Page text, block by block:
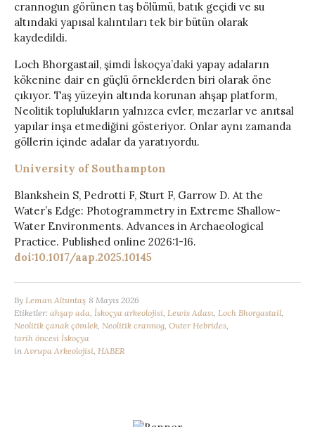
crannogun görünen taş bölümü, batık geçidi ve su
altındaki yapısal kalıntıları tek bir bütün olarak
kaydedildi.
Loch Bhorgastail, şimdi İskoçya’daki yapay adaların
kökenine dair en güçlü örneklerden biri olarak öne
çıkıyor. Taş yüzeyin altında korunan ahşap platform,
Neolitik toplulukların yalnızca evler, mezarlar ve anıtsal
yapılar inşa etmediğini gösteriyor. Onlar aynı zamanda
göllerin içinde adalar da yaratıyordu.
University of Southampton
Blankshein S, Pedrotti F, Sturt F, Garrow D. At the
Water’s Edge: Photogrammetry in Extreme Shallow-
Water Environments. Advances in Archaeological
Practice. Published online 2026:1-16.
doi:10.1017/aap.2025.10145
By Leman Altuntaş 8 Mayıs 2026
Etiketler: ahşap ada İskoçya arkeolojisi Lewis Adası Loch Bhorgastail
Neolitik çanak çömlek Neolitik crannog Outer Hebrides
tarih öncesi İskoçya
in Avrupa Arkeolojisi HABER